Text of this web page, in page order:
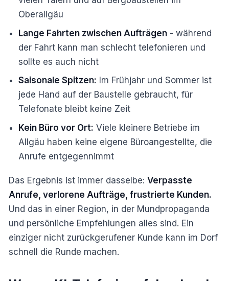
Oberallgäu
Lange Fahrten zwischen Aufträgen - während
der Fahrt kann man schlecht telefonieren und
sollte es auch nicht
Saisonale Spitzen: Im Frühjahr und Sommer ist
jede Hand auf der Baustelle gebraucht, für
Telefonate bleibt keine Zeit
Kein Büro vor Ort: Viele kleinere Betriebe im
Allgäu haben keine eigene Büroangestellte, die
Anrufe entgegennimmt
Das Ergebnis ist immer dasselbe: Verpasste
Anrufe, verlorene Aufträge, frustrierte Kunden.
Und das in einer Region, in der Mundpropaganda
und persönliche Empfehlungen alles sind. Ein
einziger nicht zurückgerufener Kunde kann im Dorf
schnell die Runde machen.